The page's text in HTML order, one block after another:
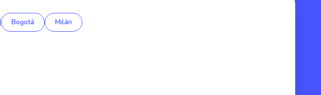
Bogotá Milán